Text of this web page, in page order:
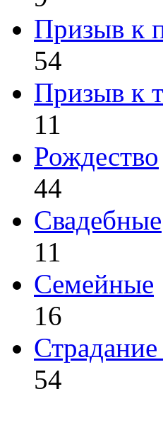
Призыв к
54
Призыв к
11
Рождество
44
Свадебные
11
Семейные
16
54